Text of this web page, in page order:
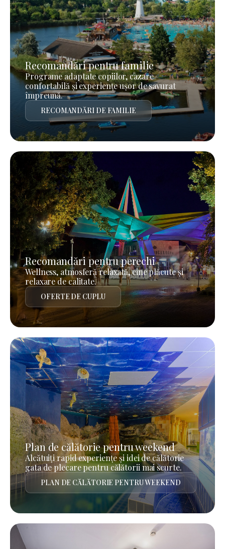
Recomandări pentru familie
Programe adaptate copiilor, cazare
confortabilă și experiențe ușor de savurat
împreună.
RECOMANDĂRI DE FAMILIE
Recomandări pentru perechi
Wellness, atmosferă relaxată, cine plăcute și
relaxare de calitate.
OFERTE DE CUPLU
Plan de călătorie pentru weekend
Alcătuiți rapid experiențe și idei de călătorie
gata de plecare pentru călătorii mai scurte.
PLAN DE CĂLĂTORIE PENTRU WEEKEND